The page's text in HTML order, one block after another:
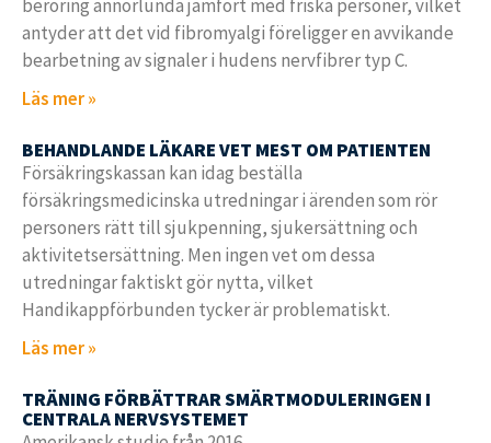
beröring annorlunda jämfört med friska personer, vilket
antyder att det vid fibromyalgi föreligger en avvikande
bearbetning av signaler i hudens nervfibrer typ C.
Läs mer »
BEHANDLANDE LÄKARE VET MEST OM PATIENTEN
Försäkringskassan kan idag beställa
försäkringsmedicinska utredningar i ärenden som rör
personers rätt till sjukpenning, sjukersättning och
aktivitetsersättning. Men ingen vet om dessa
utredningar faktiskt gör nytta, vilket
Handikappförbunden tycker är problematiskt.
Läs mer »
TRÄNING FÖRBÄTTRAR SMÄRTMODULERINGEN I
CENTRALA NERVSYSTEMET